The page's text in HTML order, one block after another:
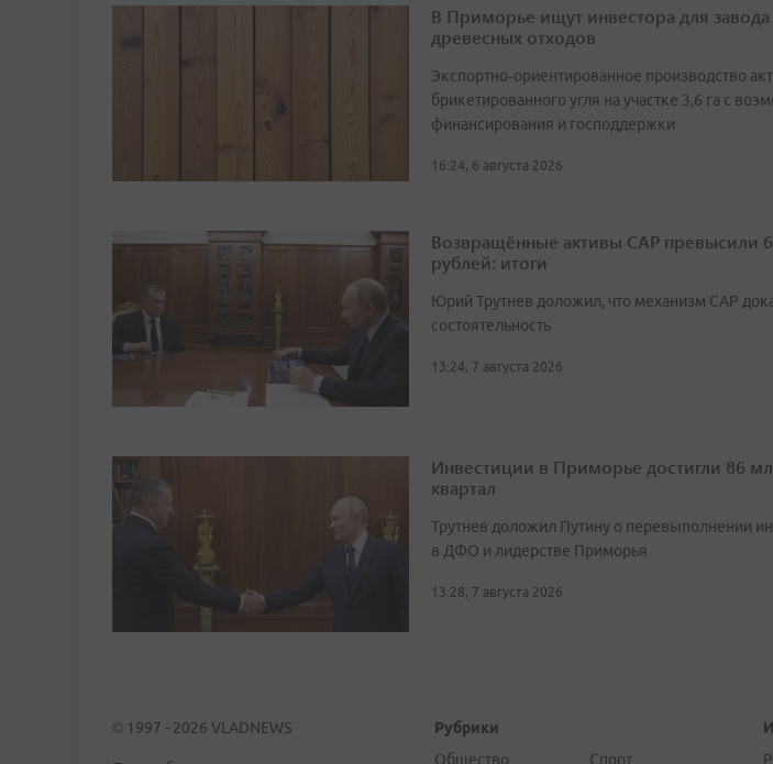
В Приморье ищут инвестора для
древесных отходов
Экспортно‑ориентированное производство
брикетированного угля на участке 3,6 га с
финансирования и господдержки
16:24, 6 августа 2026
Возвращённые активы САР превысили
рублей: итоги
Юрий Трутнев доложил, что механизм САР
состоятельность
13:24, 7 августа 2026
Инвестиции в Приморье достигли 86
квартал
Трутнев доложил Путину о перевыполнении
в ДФО и лидерстве Приморья
13:28, 7 августа 2026
© 1997 - 2026 VLADNEWS
Рубрики
Общество
Спорт